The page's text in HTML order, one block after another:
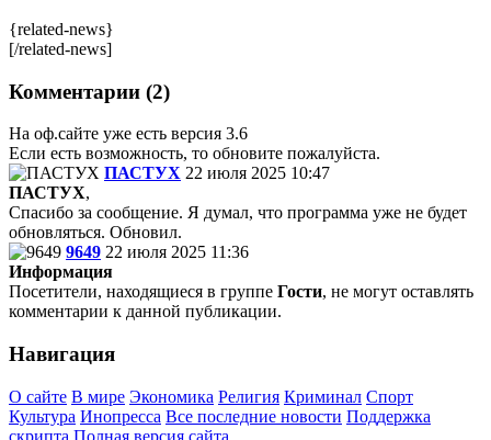
{related-news}
[/related-news]
Комментарии (2)
На оф.сайте уже есть версия 3.6
Если есть возможность, то обновите пожалуйста.
ПАСТУХ 22 июля 2025 10:47
ПАСТУХ,
Спасибо за сообщение. Я думал, что программа уже не будет
обновляться. Обновил.
9649 22 июля 2025 11:36
Информация
Посетители, находящиеся в группе Гости, не могут оставлять
комментарии к данной публикации.
Навигация
О сайте В мире Экономика Религия Криминал Спорт
Культура Инопресса Все последние новости Поддержка
скрипта Полная версия сайта